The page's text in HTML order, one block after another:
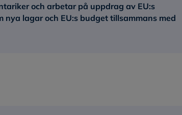
och arbetar på uppdrag av EU:s
lagar och EU:s budget tillsammans med